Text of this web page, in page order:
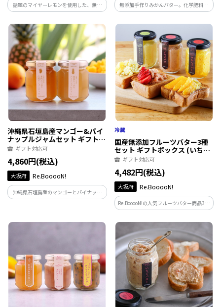
話題のマイヤーレモンを使用した、無添
加手作りレモンバター。グラスフェッド
バターにさっぱりとしたマイヤーレモン
とカモミールが香る贅沢なスプレッドで
す。
無添加手作りみかんバター。化学肥料に
頼らない農法で育てた甘くジューシーな
有田みかんとグラスフェッドバターを使
用した贅沢なスプレッドです。
沖縄県石垣島産マンゴー&パイ
ナップルジャムセット ギフトボ
ックス
ギフト対応可
4,860円(税込)
大坂府 Re.BooooN!
沖縄県石垣島産のマンゴーとパイナップ
ルを贅沢に使用したジャムです。
国産無添加フルーツバター3種
セット ギフトボックス (いち
ご・レモン・みかん)
ギフト対応可
4,482円(税込)
大坂府 Re.BooooN!
Re.BooooN!の人気フルーツバター商品3種
を詰め合わせました。お世話になってい
る人やお友達などのプレゼントにもおす
すめです。